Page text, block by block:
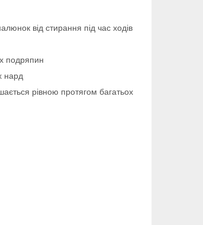
від стирання під час ходів
подряпин
нард
рівною протягом багатьох